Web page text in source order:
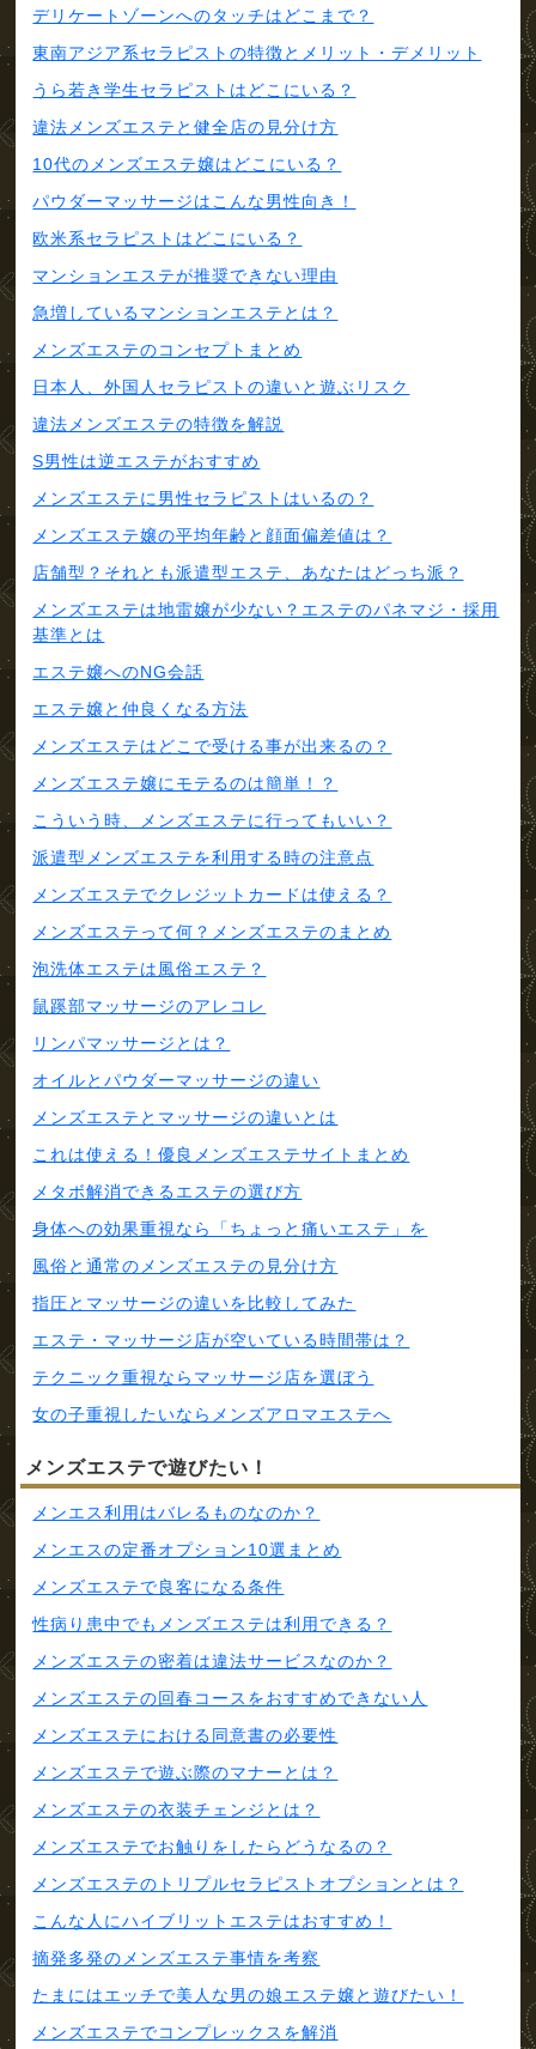
デリケートゾーンへのタッチはどこまで？
東南アジア系セラピストの特徴とメリット・デメリット
うら若き学生セラピストはどこにいる？
違法メンズエステと健全店の見分け方
10代のメンズエステ嬢はどこにいる？
パウダーマッサージはこんな男性向き！
欧米系セラピストはどこにいる？
マンションエステが推奨できない理由
急増しているマンションエステとは？
メンズエステのコンセプトまとめ
日本人、外国人セラピストの違いと遊ぶリスク
違法メンズエステの特徴を解説
S男性は逆エステがおすすめ
メンズエステに男性セラピストはいるの？
メンズエステ嬢の平均年齢と顔面偏差値は？
店舗型？それとも派遣型エステ、あなたはどっち派？
メンズエステは地雷嬢が少ない？エステのパネマジ・採用
基準とは
エステ嬢へのNG会話
エステ嬢と仲良くなる方法
メンズエステはどこで受ける事が出来るの？
メンズエステ嬢にモテるのは簡単！？
こういう時、メンズエステに行ってもいい？
派遣型メンズエステを利用する時の注意点
メンズエステでクレジットカードは使える？
メンズエステって何？メンズエステのまとめ
泡洗体エステは風俗エステ？
鼠蹊部マッサージのアレコレ
リンパマッサージとは？
オイルとパウダーマッサージの違い
メンズエステとマッサージの違いとは
これは使える！優良メンズエステサイトまとめ
メタボ解消できるエステの選び方
身体への効果重視なら「ちょっと痛いエステ」を
風俗と通常のメンズエステの見分け方
指圧とマッサージの違いを比較してみた
エステ・マッサージ店が空いている時間帯は？
テクニック重視ならマッサージ店を選ぼう
女の子重視したいならメンズアロマエステへ
メンズエステで遊びたい！
メンエス利用はバレるものなのか？
メンエスの定番オプション10選まとめ
メンズエステで良客になる条件
性病り患中でもメンズエステは利用できる？
メンズエステの密着は違法サービスなのか？
メンズエステの回春コースをおすすめできない人
メンズエステにおける同意書の必要性
メンズエステで遊ぶ際のマナーとは？
メンズエステの衣装チェンジとは？
メンズエステでお触りをしたらどうなるの？
メンズエステのトリプルセラピストオプションとは？
こんな人にハイブリットエステはおすすめ！
摘発多発のメンズエステ事情を考察
たまにはエッチで美人な男の娘エステ嬢と遊びたい！
メンズエステでコンプレックスを解消